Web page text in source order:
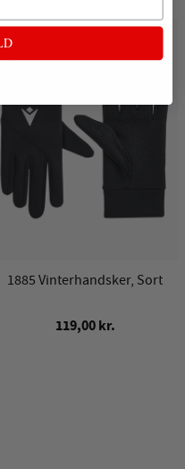
1885 Vinterhandsker, Sort
119,00 kr.